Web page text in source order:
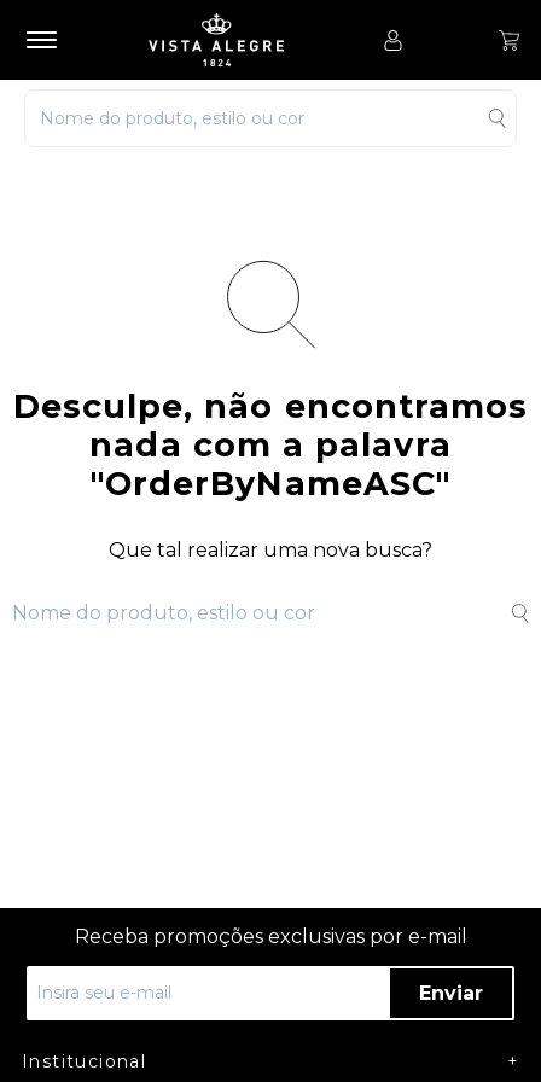
Desculpe, não encontramos
nada com a palavra
"OrderByNameASC"
Que tal realizar uma nova busca?
Receba promoções exclusivas por e-mail
Enviar
Institucional